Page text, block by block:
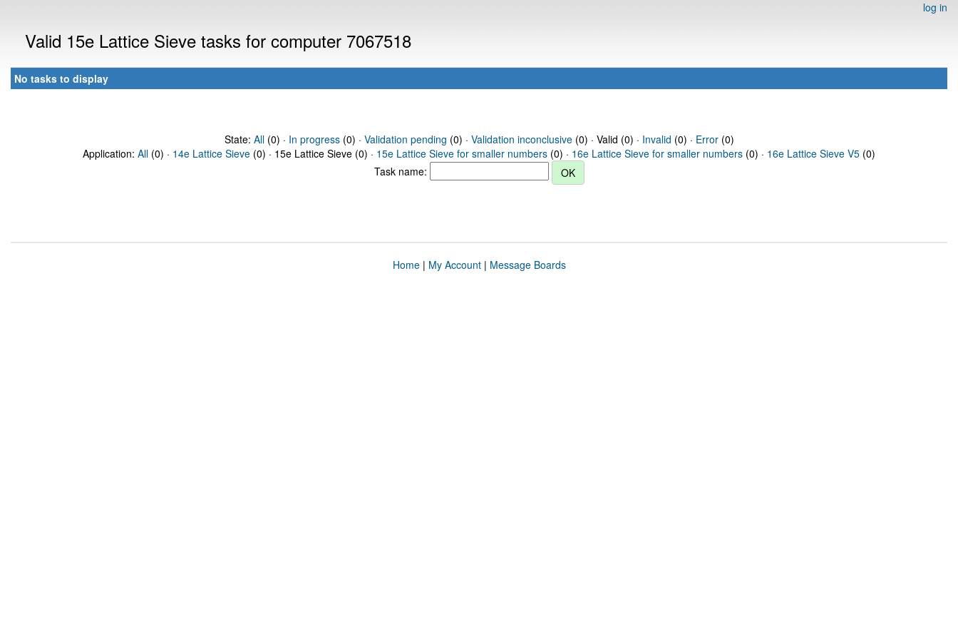
log in
Valid 15e Lattice Sieve tasks for computer 7067518
No tasks to display
State: All(0) · In progress(0) · Validation pending (0) · Validation inconclusive(0) · Valid (0) · Invalid (0) · Error(0)
Application: All (0) · 14e Lattice Sieve (0) · 15e Lattice Sieve (0) · 15e Lattice Sieve for smaller numbers (0) · 16e Lattice Sieve for smaller numbers (0) · 16e Lattice Sieve V5 (0)
Task name:
Home| My Account| Message Boards